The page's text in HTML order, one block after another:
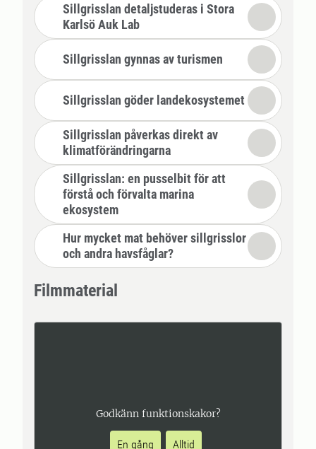
Sillgrisslan detaljstuderas i Stora
Karlsö Auk Lab
Sillgrisslan gynnas av turismen
Sillgrisslan göder landekosystemet
Sillgrisslan påverkas direkt av
klimatförändringarna
Sillgrisslan: en pusselbit för att
förstå och förvalta marina
ekosystem
Hur mycket mat behöver sillgrisslor
och andra havsfåglar?
Filmmaterial
Godkänn funktionskakor?
En gång Alltid